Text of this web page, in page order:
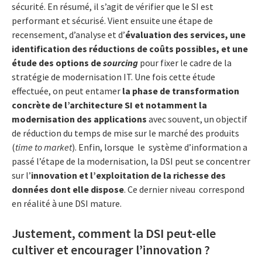
sécurité. En résumé, il s’agit de vérifier que le SI est
performant et sécurisé. Vient ensuite une étape de
recensement, d’analyse et d’évaluation des services, une
identification des réductions de coûts possibles, et une
étude des options desourcing pour fixer le cadre de la
stratégie de modernisation IT. Une fois cette étude
effectuée, on peut entamer la phase de transformation
concrète de l’architecture SI et notamment la
modernisation des applications avec souvent, un objectif
de réduction du temps de mise sur le marché des produits
(time to market). Enfin, lorsque le système d’information a
passé l’étape de la modernisation, la DSI peut se concentrer
sur l’innovation et l’exploitation de la richesse des
données dont elle dispose. Ce dernier niveau correspond
en réalité à une DSI mature.
Justement, comment la DSI peut-elle
cultiver et encourager l’innovation ?